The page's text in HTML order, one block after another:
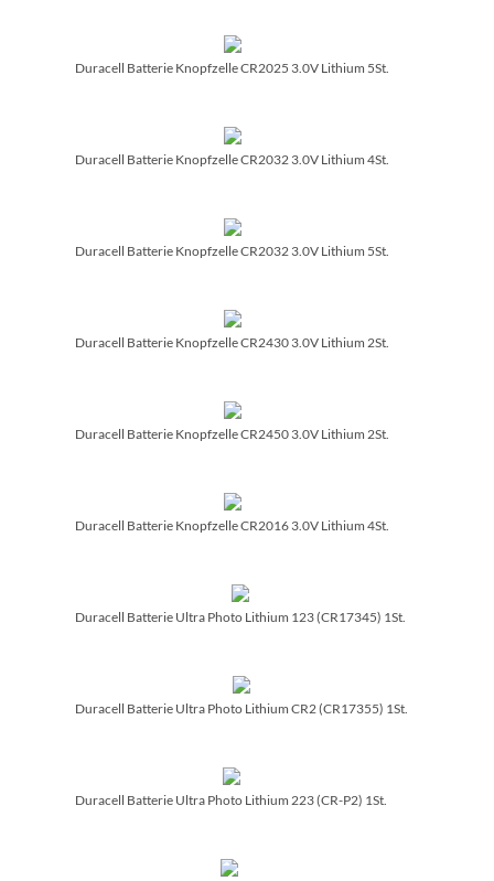
Duracell Batterie Knopfzelle CR2025 3.0V Lithium 5St.
Duracell Batterie Knopfzelle CR2032 3.0V Lithium 4St.
Duracell Batterie Knopfzelle CR2032 3.0V Lithium 5St.
Duracell Batterie Knopfzelle CR2430 3.0V Lithium 2St.
Duracell Batterie Knopfzelle CR2450 3.0V Lithium 2St.
Duracell Batterie Knopfzelle CR2016 3.0V Lithium 4St.
Duracell Batterie Ultra Photo Lithium 123 (CR17345) 1St.
Duracell Batterie Ultra Photo Lithium CR2 (CR17355) 1St.
Duracell Batterie Ultra Photo Lithium 223 (CR-P2) 1St.